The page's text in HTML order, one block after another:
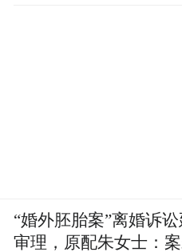
“婚外胚胎案”离婚诉讼
审理，原配朱女士：